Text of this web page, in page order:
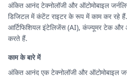
अंकित आनंद टेक्नोलॉजी और ऑटोमोबाइल
डिजिटल में कंटेंट राइटर के रूप में काम कर रहे हैं.
आर्टिफिशियल इंटेलिजेंस (AI), कंज्यूमर टेक और
करते हैं.
काम के बारे में
अंकित आनंद एक टेक्नोलॉजी और ऑटोमोबाइल